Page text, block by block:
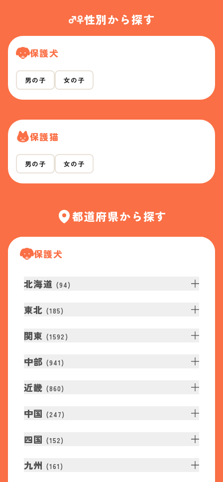
性別から探す
保護犬
男の子 女の子
保護猫
男の子 女の子
都道府県から探す
保護犬
北海道 (94)
東北 (185)
関東 (1592 )
中部 (941 )
近畿 (860)
中国 (247)
四国 (152)
九州 (161 )